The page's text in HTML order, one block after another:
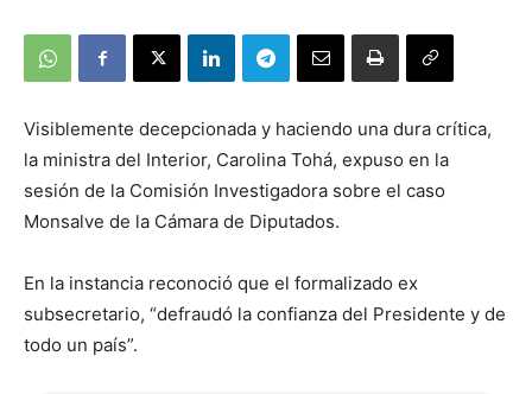
Visiblemente decepcionada y haciendo una dura crítica,
la ministra del Interior, Carolina Tohá, expuso en la
sesión de la Comisión Investigadora sobre el caso
Monsalve de la Cámara de Diputados.
En la instancia reconoció que el formalizado ex
subsecretario, “defraudó la confianza del Presidente y de
todo un país”.